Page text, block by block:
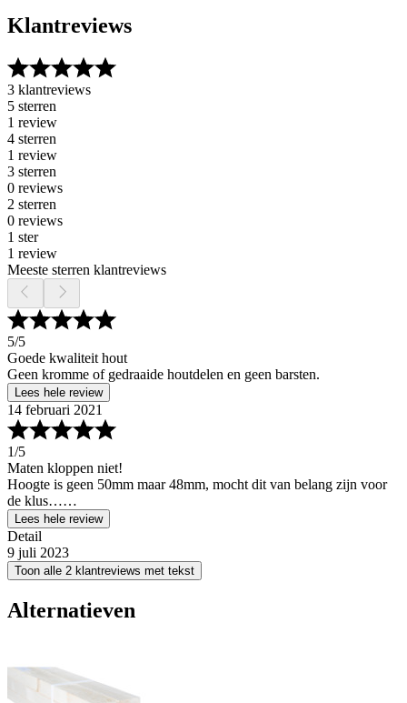
Klantreviews
3 klantreviews
5 sterren
1 review
4 sterren
1 review
3 sterren
0 reviews
2 sterren
0 reviews
1 ster
1 review
Meeste sterren klantreviews
5/5
Goede kwaliteit hout
Geen kromme of gedraaide houtdelen en geen barsten.
Lees hele review
14 februari 2021
1/5
Maten kloppen niet!
Hoogte is geen 50mm maar 48mm, mocht dit van belang zijn voor
de klus……
Lees hele review
Detail
9 juli 2023
Toon alle 2 klantreviews met tekst
Alternatieven